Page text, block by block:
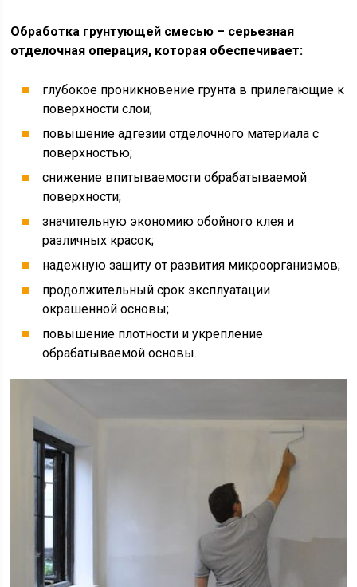
Обработка грунтующей смесью – серьезная
отделочная операция, которая обеспечивает:
глубокое проникновение грунта в прилегающие к
поверхности слои;
повышение адгезии отделочного материала с
поверхностью;
снижение впитываемости обрабатываемой
поверхности;
значительную экономию обойного клея и
различных красок;
надежную защиту от развития микроорганизмов;
продолжительный срок эксплуатации
окрашенной основы;
повышение плотности и укрепление
обрабатываемой основы.